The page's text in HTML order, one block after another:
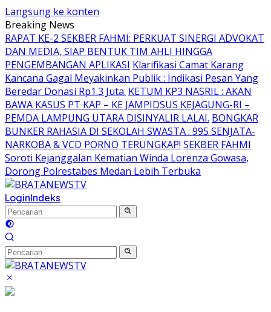
Langsung ke konten
Breaking News
RAPAT KE-2 SEKBER FAHMI: PERKUAT SINERGI ADVOKAT
DAN MEDIA, SIAP BENTUK TIM AHLI HINGGA
PENGEMBANGAN APLIKASI Klarifikasi Camat Karang
Kancana Gagal Meyakinkan Publik : Indikasi Pesan Yang
Beredar Donasi Rp1.3 Juta. KETUM KP3 NASRIL : AKAN
BAWA KASUS PT KAP – KE JAMPIDSUS KEJAGUNG-RI –
PEMDA LAMPUNG UTARA DISINYALIR LALAI. BONGKAR
BUNKER RAHASIA DI SEKOLAH SWASTA : 995 SENJATA-
NARKOBA & VCD PORNO TERUNGKAP! SEKBER FAHMI
Soroti Kejanggalan Kematian Winda Lorenza Gowasa,
Dorong Polrestabes Medan Lebih Terbuka
LoginIndeks